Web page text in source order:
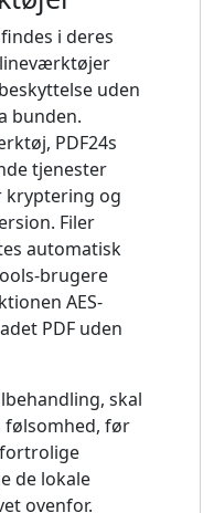
i deres
uden
bunden.
PDF24s
tjenester
kryptering og
Filer
automatisk
brugere
AES-
PDF uden
skal
følsomhed, før
de lokale
ovenfor.